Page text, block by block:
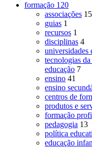
formação 120
associações 15
guias 1
recursos 1
disciplinas 4
universidades
tecnologias
educação 7
ensino 41
ensino
centros de
produtos e
formação
pedagogia 13
política
educação